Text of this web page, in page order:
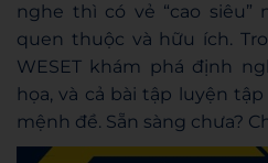
nghe thì có vẻ “cao
quen thuộc và hữu ích.
WESET khám phá định
họa, và cả bài tập luyện
mệnh đề. Sẵn sàng chưa?